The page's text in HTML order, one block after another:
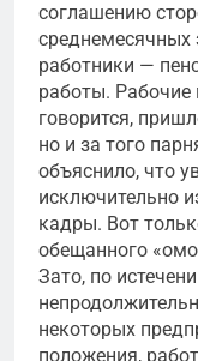
соглашению
среднемесячных
работники —
работы. Рабочие
говорится,
но и за того
объяснило, что
исключительно
кадры. Вот
обещанного
Зато, по
некоторых
положения,